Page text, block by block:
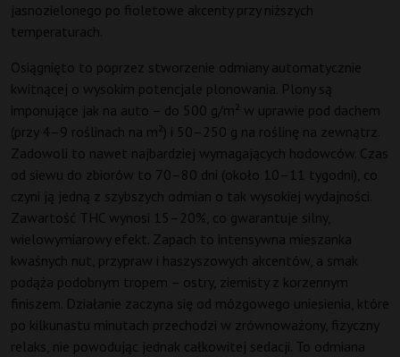
jasnozielonego po fioletowe akcenty przy niższych
temperaturach.
Osiągnięto to poprzez stworzenie odmiany automatycznie
kwitnącej o wysokim potencjale plonowania. Plony są
imponujące jak na auto – do 500 g/m² w uprawie pod dachem
(przy 4–9 roślinach na m²) i 50–250 g na roślinę na zewnątrz.
Zadowoli to nawet najbardziej wymagających hodowców. Czas
od siewu do zbiorów to 70–80 dni (około 10–11 tygodni), co
czyni ją jedną z szybszych odmian o tak wysokiej wydajności.
Zawartość THC wynosi 15–20%, co gwarantuje silny,
wielowymiarowy efekt. Zapach to intensywna mieszanka
kwaśnych nut, przypraw i haszyszowych akcentów, a smak
podąża podobnym tropem – ostry, ziemisty z korzennym
finiszem. Działanie zaczyna się od mózgowego uniesienia, które
po kilkunastu minutach przechodzi w zrównoważony, fizyczny
relaks, nie powodując jednak całkowitej sedacji. To odmiana